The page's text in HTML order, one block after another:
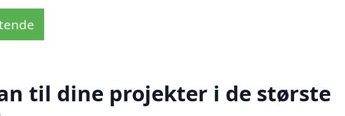
til dine projekter i de største